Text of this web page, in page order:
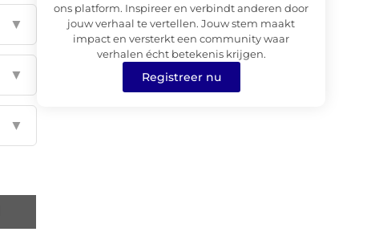
▼
▼
▼
ons platform. Inspireer en verbindt anderen door
jouw verhaal te vertellen. Jouw stem maakt
impact en versterkt een community waar
verhalen écht betekenis krijgen.
Registreer nu